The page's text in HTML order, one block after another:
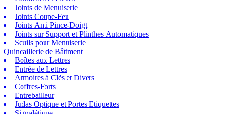
Joints de Menuiserie
Joints Coupe-Feu
Joints Anti Pince-Doigt
Joints sur Support et Plinthes Automatiques
Seuils pour Menuiserie
Quincaillerie de Bâtiment
Boîtes aux Lettres
Entrée de Lettres
Armoires à Clés et Divers
Coffres-Forts
Entrebailleur
Judas Optique et Portes Etiquettes